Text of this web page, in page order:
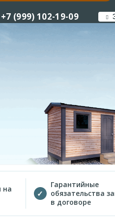
+7 (999) 102-19-09
на
Гарантийные
обязательства
в договоре